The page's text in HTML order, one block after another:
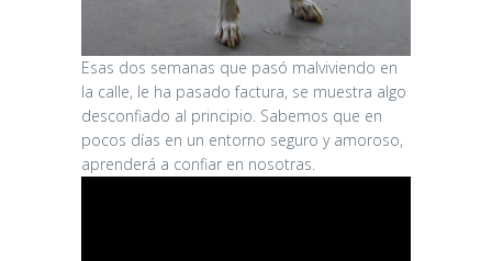
Esas dos semanas que pasó malviviendo en
la calle, le ha pasado factura, se muestra algo
desconfiado al principio. Sabemos que en
pocos días en un entorno seguro y amoroso,
aprenderá a confiar en nosotras.